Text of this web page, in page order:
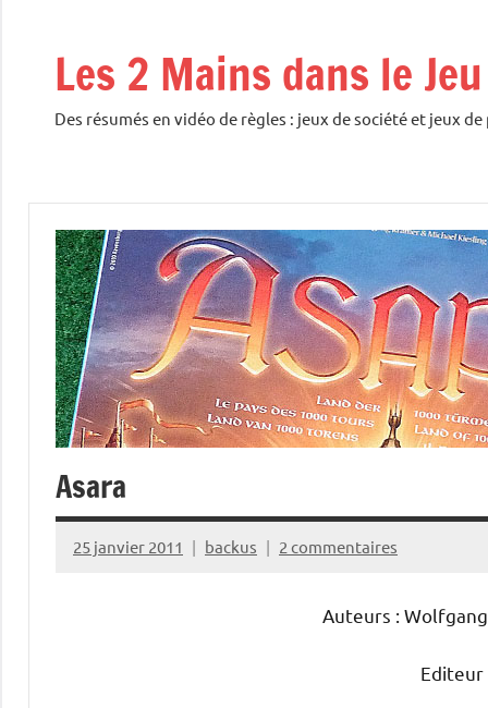
Les 2 Mains dans le Jeu
Des résumés en vidéo de règles : jeux de société et jeux
Asara
25 janvier 2011 backus 2 commentaires
Auteurs :
Editeur